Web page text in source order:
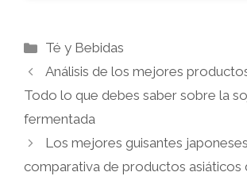
Categorías
Té y Bebidas
Análisis de los mejores
Todo lo que debes saber sobre la
fermentada
Los mejores guisantes
comparativa de productos asiáticos